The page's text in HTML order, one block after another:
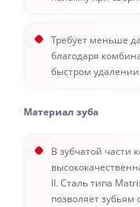
Требует меньше
благодаря
быстром
Материал зуба
В зубчатой части
II. Сталь типа
позволяет зубьям